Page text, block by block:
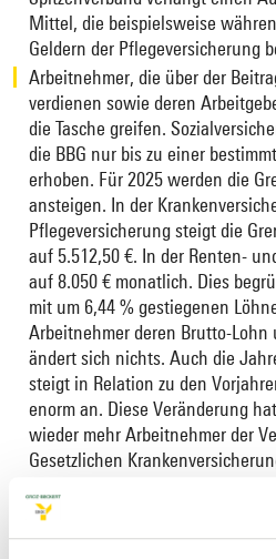
Mittel, die beispielsweise
Geldern der Pflegeversicherung
Arbeitnehmer, die über der
verdienen sowie deren
die Tasche greifen.
die BBG nur bis zu einer
erhoben. Für 2025 werden die
ansteigen. In der
Pflegeversicherung steigt die
auf 5.512,50 €. In der Renten-
auf 8.050 € monatlich. Dies
mit um 6,44 % gestiegenen
Arbeitnehmer deren Brutto-Lohn
ändert sich nichts. Auch die
steigt in Relation zu den
enorm an. Diese Veränderung
wieder mehr Arbeitnehmer der
Gesetzlichen
Doch damit nicht genug. Die
der GKV sorgte Ende Oktober
Gremium, bestehend aus